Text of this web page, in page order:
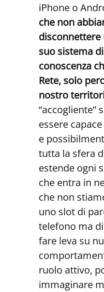
iPhone o
che non
disconnettere
suo sistema
conoscenza
Rete, solo
nostro
“accogliente”
essere
e
tutta la sfera
estende ogni
che entra in
che non
uno slot di
telefono ma
fare leva su
ruolo attivo,
immaginare